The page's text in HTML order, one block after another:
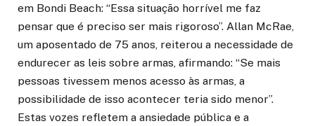
em Bondi Beach: “Essa situação horrível me faz
pensar que é preciso ser mais rigoroso”. Allan McRae,
um aposentado de 75 anos, reiterou a necessidade de
endurecer as leis sobre armas, afirmando: “Se mais
pessoas tivessem menos acesso às armas, a
possibilidade de isso acontecer teria sido menor”.
Estas vozes refletem a ansiedade pública e a